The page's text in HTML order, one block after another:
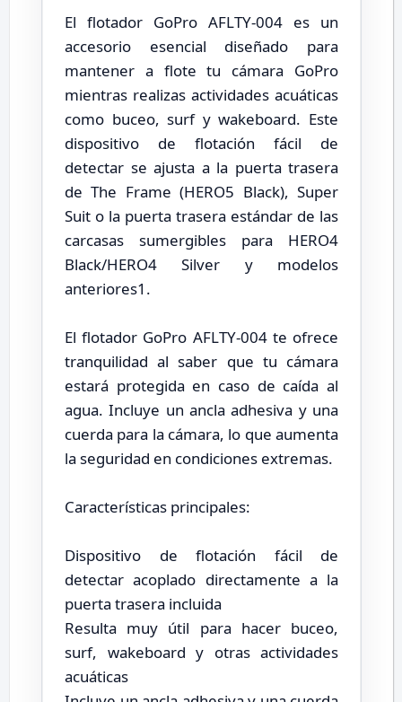
El flotador GoPro AFLTY-004 es un
accesorio esencial diseñado para
mantener a flote tu cámara GoPro
mientras realizas actividades acuáticas
como buceo, surf y wakeboard. Este
dispositivo de flotación fácil de
detectar se ajusta a la puerta trasera
de The Frame (HERO5 Black), Super
Suit o la puerta trasera estándar de las
carcasas sumergibles para HERO4
Black/HERO4 Silver y modelos
anteriores1.
El flotador GoPro AFLTY-004 te ofrece
tranquilidad al saber que tu cámara
estará protegida en caso de caída al
agua. Incluye un ancla adhesiva y una
cuerda para la cámara, lo que aumenta
la seguridad en condiciones extremas.
Características principales:
Dispositivo de flotación fácil de
detectar acoplado directamente a la
puerta trasera incluida
Resulta muy útil para hacer buceo,
surf, wakeboard y otras actividades
acuáticas